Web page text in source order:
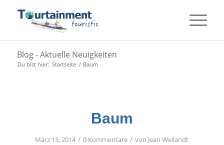
Blog - Aktuelle Neuigkeiten
Du bist hier: Startseite / Baum
Baum
März 13, 2014 / 0 Kommentare / von Jean Weilandt